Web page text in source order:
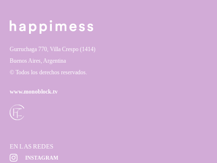
Gurruchaga 770, Villa Crespo (1414)
Buenos Aires, Argentina
© Todos los derechos reservados.
www.monoblock.tv
EN LAS REDES
INSTAGRAM